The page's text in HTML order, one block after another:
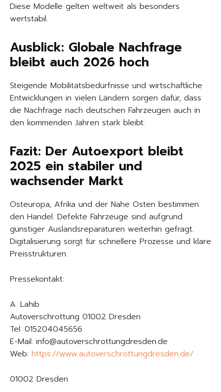
Diese Modelle gelten weltweit als besonders
wertstabil.
Ausblick: Globale Nachfrage
bleibt auch 2026 hoch
Steigende Mobilitätsbedürfnisse und wirtschaftliche
Entwicklungen in vielen Ländern sorgen dafür, dass
die Nachfrage nach deutschen Fahrzeugen auch in
den kommenden Jahren stark bleibt.
Fazit: Der Autoexport bleibt
2025 ein stabiler und
wachsender Markt
Osteuropa, Afrika und der Nahe Osten bestimmen
den Handel. Defekte Fahrzeuge sind aufgrund
günstiger Auslandsreparaturen weiterhin gefragt.
Digitalisierung sorgt für schnellere Prozesse und klare
Preisstrukturen.
Pressekontakt:
A. Lahib
Autoverschrottung 01002 Dresden
Tel: 015204045656
E-Mail: info@autoverschrottungdresden.de
Web: https://www.autoverschrottungdresden.de/
01002 Dresden